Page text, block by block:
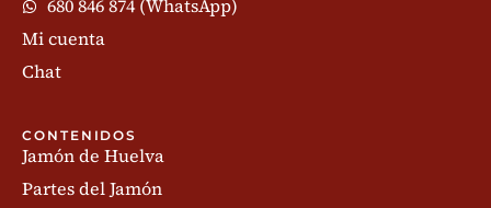
680 846 874 (WhatsApp)
Mi cuenta
Chat
CONTENIDOS
Jamón de Huelva
Partes del Jamón